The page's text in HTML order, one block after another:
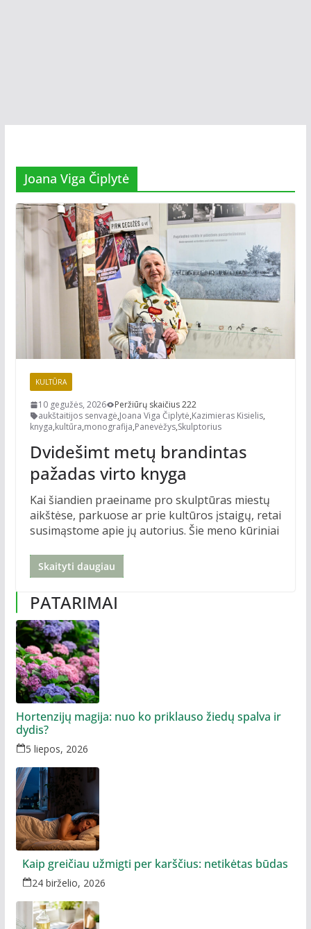
Joana Viga Čiplytė
KULTŪRA
10 gegužės, 2026
Peržiūrų skaičius 222
aukštaitijos senvagė,Joana Viga Čiplytė,Kazimieras Kisielis,
knyga,kultūra,monografija,Panevėžys,Skulptorius
Dvidešimt metų brandintas
pažadas virto knyga
Kai šiandien praeiname pro skulptūras miestų
aikštėse, parkuose ar prie kultūros įstaigų, retai
susimąstome apie jų autorius. Šie meno kūriniai
Skaityti daugiau
PATARIMAI
Hortenzijų magija: nuo ko priklauso žiedų spalva ir
dydis?
5 liepos, 2026
Kaip greičiau užmigti per karščius: netikėtas būdas
24 birželio, 2026